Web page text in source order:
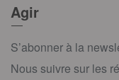
Agir
S’abonner à la
Nous suivre sur les